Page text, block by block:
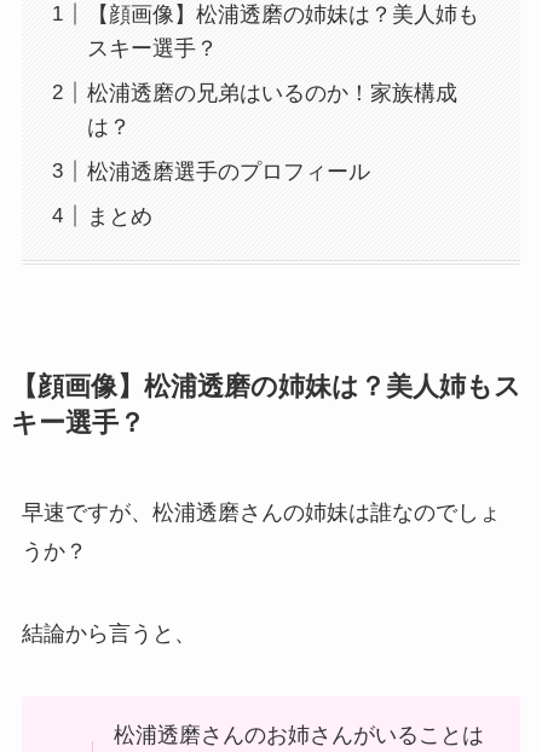
【顔画像】松浦透磨の姉妹は？美人姉も
スキー選手？
松浦透磨の兄弟はいるのか！家族構成
は？
松浦透磨選手のプロフィール
まとめ
【顔画像】松浦透磨の姉妹は？美人姉もス
キー選手？
早速ですが、松浦透磨さんの姉妹は誰なのでしょ
うか？
結論から言うと、
松浦透磨さんのお姉さんがいることは